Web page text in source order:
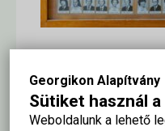
Georgikon Alapítvány
Sütiket használ
Weboldalunk a lehető